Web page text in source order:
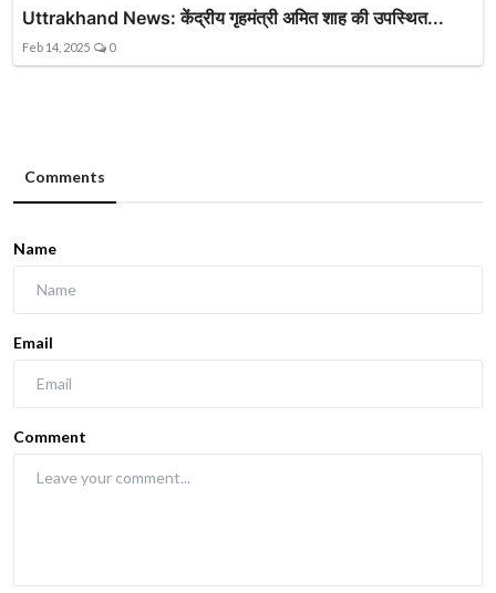
Uttrakhand News: केंद्रीय गृहमंत्री अमित शाह की उपस्थित...
Feb 14, 2025 0
Comments
Name
Email
Comment